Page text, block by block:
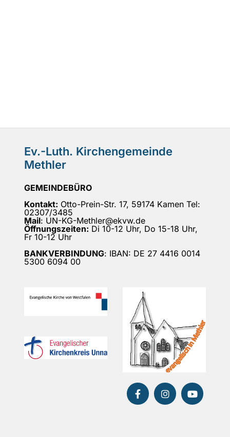
Ev.-Luth. Kirchengemeinde
Methler
GEMEINDEBÜRO
Kontakt: Otto-Prein-Str. 17, 59174 Kamen Tel:
02307/3485
Mail: UN-KG-Methler@ekvw.de
Öffnungszeiten: Di 10-12 Uhr, Do 15-18 Uhr,
Fr 10-12 Uhr
BANKVERBINDUNG: IBAN: DE 27 4416 0014
5300 6094 00